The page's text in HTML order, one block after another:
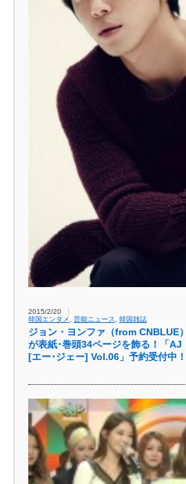
2015/2/20
韓国エンタメ
芸能ニュース 韓国雑誌
ジョン・ヨンファ（fro​m CNBLUE）
が表紙･巻頭34ページを飾​る！「AJ
[エー･ジェー] Vol.06」予約受付中！